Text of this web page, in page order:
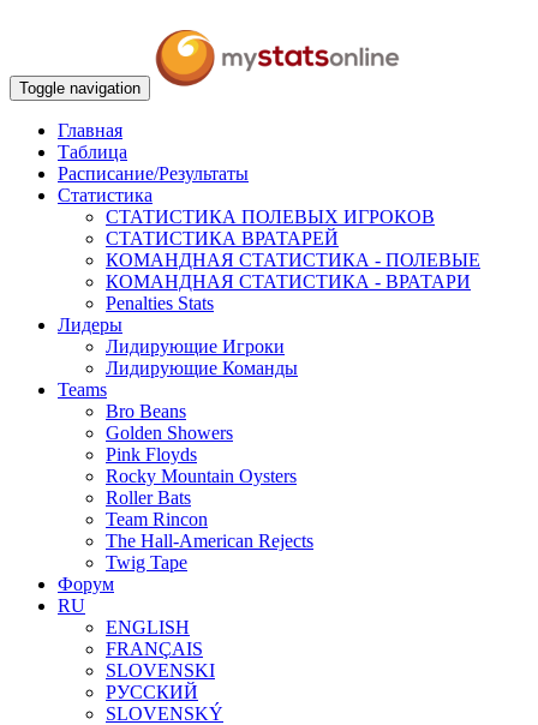
Toggle navigation
Главная
Таблица
Расписание/Результаты
Статистика
СТАТИСТИКА ПОЛЕВЫХ ИГРОКОВ
СТАТИСТИКА ВРАТАРЕЙ
КОМАНДНАЯ СТАТИСТИКА - ПОЛЕВЫЕ
КОМАНДНАЯ СТАТИСТИКА - ВРАТАРИ
Penalties Stats
Лидеры
Лидирующие Игроки
Лидирующие Команды
Teams
Bro Beans
Golden Showers
Pink Floyds
Rocky Mountain Oysters
Roller Bats
Team Rincon
The Hall-American Rejects
Twig Tape
Форум
RU
ENGLISH
FRANÇAIS
SLOVENSKI
РУССКИЙ
SLOVENSKÝ